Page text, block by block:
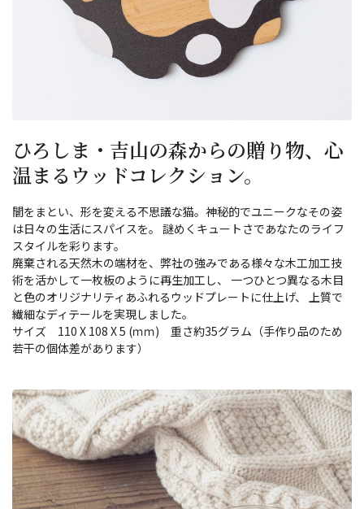
ひろしま・吉山の森からの贈り物、心
温まるウッドコレクション。
闇をまとい、形を変える不思議な猫。神秘的でユニークなその姿
は日々の生活にスパイスを。 謎めくキュートさであなたのライフ
スタイルを彩ります。
廃棄される天然木の端材を、弊社の強みである様々な木工加工技
術を活かして一枚板のように再生加工し、 一つひとつ異なる木目
と色のオリジナリティあふれるウッドプレートに仕上げ、 上質で
繊細なディテールを実現しました。
サイズ 110 X 108 X 5 (ｍｍ) 重さ約35グラム（手作り品のため
若干の個体差があります）